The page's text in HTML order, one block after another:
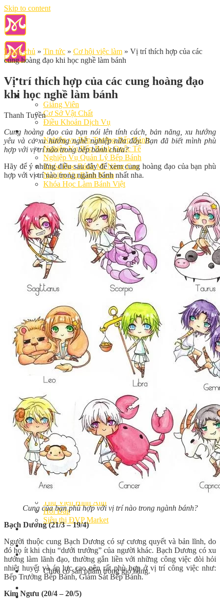
Skip to content
Giới Thiệu
Giảng Viên
Cơ Sở Vật Chất
Điều Khoản Dịch Vụ
Học Làm Bánh
Nghiệp vụ Bếp Trưởng Bếp Bánh
Nghiệp Vụ Bếp Bánh Quốc Tế
Nghiệp Vụ Quản Lý Bếp Bánh
Khóa Học Bánh Mì Nâng Cao
Nghiệp Vụ Bánh Kem
Khóa Học Làm Bánh Việt
Khóa Học Làm Bánh Nhật
Khóa Học Bánh Đài Loan
Học Làm Bánh Ngắn Hạn
Khóa Học Bánh Kinh Doanh
Khóa Học Handmade Mini Cake
Master Class
Chuyên Đề
Khai Giảng
Lịch học – Lịch thi
Đăng Ký Học
Công Thức
Cách Làm Bánh Việt
Cách Làm Bánh Kem
Cách Làm Bánh Mì
Cách Làm Bánh Trung Thu
Cách Làm Bánh Flan
Cách Làm Bánh Bao
Cách Làm Bánh Bông Lan
Cách Làm Bánh Su Kem
Cách làm bánh CupCake
Cách Làm Bánh Pizza
Cách Làm Kẹo – Mứt
Video
Tin tức
Tin Tổng Hợp
Hướng Nghiệp Á Âu
Bếp Nhà Kate
Kinh Nghiệm Kinh Doanh
Cơ Hội Việc Làm
Kiến Thức – Kỹ Năng
Dụng Cụ Làm Bánh
Nguyên Liệu Làm Bánh
Thư Viện Hình Ảnh
Hỏi Đáp
Siêu thị ĐVP Market
Việc Làm
Chưa có sản phẩm trong giỏ hàng.
Trang chủ » Tin tức » Cơ hội việc làm » Vị trí thích hợp của các
cung hoàng đạo khi học nghề làm bánh
Vị trí thích hợp của các cung hoàng đạo
khi học nghề làm bánh
Thanh Tuyền
Cung hoàng đạo của bạn nói lên tính cách, bản năng, xu hướng
yêu và cả xu hướng nghề nghiệp nữa đấy. Bạn đã biết mình phù
hợp với vị trí nào trong bếp bánh chưa?
Hãy để ý những điều sau đây để xem cung hoàng đạo của bạn phù
hợp với vị trí nào trong ngành bánh nhất nha.
Cung của bạn phù hợp với vị trí nào trong ngành bánh?
Bạch Dương (21/3 – 19/4)
Người thuộc cung Bạch Dương có sự cương quyết và bản lĩnh, do
đó họ ít khi chịu “dưới trướng” của người khác. Bạch Dương có xu
hướng làm lãnh đạo, thường gắn liền với những công việc đòi hỏi
nhiệt huyết và áp lực cao nên rất phù hợp ở vị trí công việc như:
Bếp Trưởng Bếp Bánh, Giám Sát Bếp Bánh.
Kim Ngưu (20/4 – 20/5)